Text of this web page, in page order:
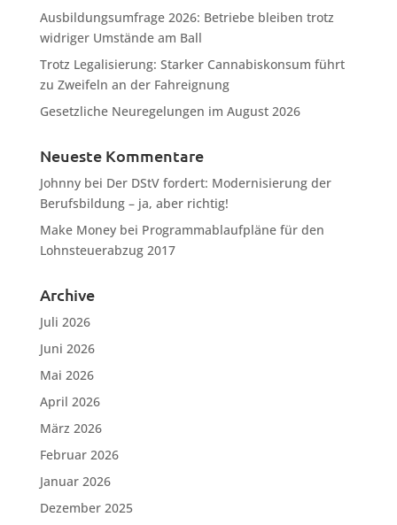
Ausbildungsumfrage 2026: Betriebe bleiben trotz
widriger Umstände am Ball
Trotz Legalisierung: Starker Cannabiskonsum führt
zu Zweifeln an der Fahreignung
Gesetzliche Neuregelungen im August 2026
Neueste Kommentare
Johnnybei Der DStV fordert: Modernisierung der
Berufsbildung – ja, aber richtig!
Make Moneybei Programmablaufpläne für den
Lohnsteuerabzug 2017
Archive
Juli 2026
Juni 2026
Mai 2026
April 2026
März 2026
Februar 2026
Januar 2026
Dezember 2025